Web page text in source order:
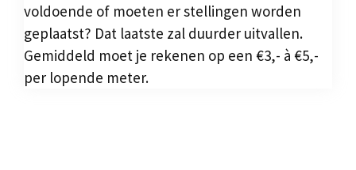
voldoende of moeten er stellingen worden
geplaatst? Dat laatste zal duurder uitvallen.
Gemiddeld moet je rekenen op een €3,- à €5,-
per lopende meter.